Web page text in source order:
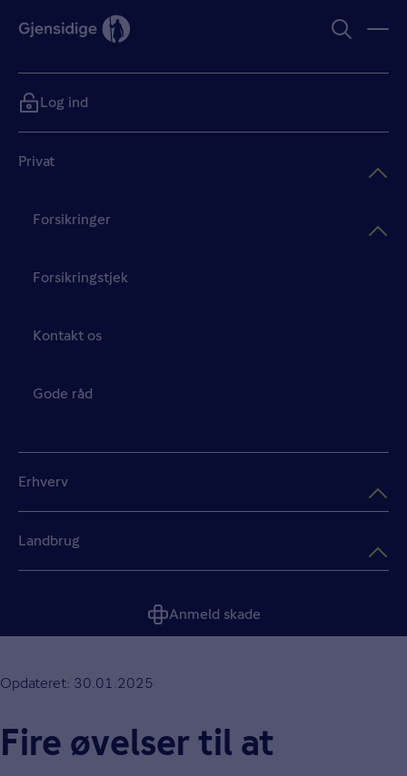
Privat
Forsikringer
Forsikringstjek
Kontakt os
Gode råd
Erhverv
Landbrug
Anmeld skade
Log ind
Opdateret: 30.01.2025
Fire øvelser til at